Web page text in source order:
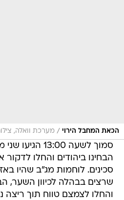
הכאת המחבל הירוי / מערכת וואלה,
סמוך לשעה 13:00
הבחינו ביהודים והחלו
סכינים. לוחמות מג"ב שהיו
שרצים בבהלה לכיוון השער,
והחלו לצמצם טווח תוך ריצה